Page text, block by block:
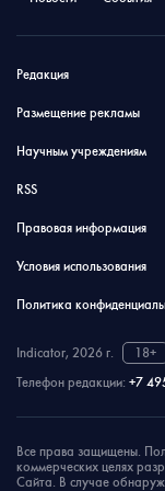
Редакция
Размещение рекламы
Научным учреждениям
RSS
Правовая информация
Условия использования
Политика
Indicator, 2026 г.
18+
Телефон редакции: +7
Все права защищены.
коммерческих целях
Сайта. В случае